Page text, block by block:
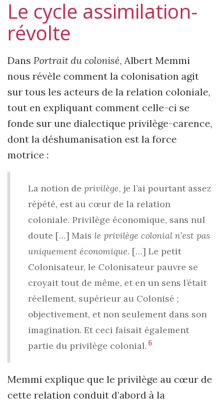
Le cycle assimilation-
révolte
Dans Portrait du colonisé, Albert Memmi
nous révèle comment la colonisation agit
sur tous les acteurs de la relation coloniale,
tout en expliquant comment celle-ci se
fonde sur une dialectique privilège-carence,
dont la déshumanisation est la force
motrice :
La notion de privilège, je l’ai pourtant assez
répété, est au cœur de la relation
coloniale. Privilège économique, sans nul
doute […] Mais le privilège colonial n’est pas
uniquement économique. […] Le petit
Colonisateur, le Colonisateur pauvre se
croyait tout de même, et en un sens l’était
réellement, supérieur au Colonisé ;
objectivement, et non seulement dans son
imagination. Et ceci faisait également
partie du privilège colonial. 6
Memmi explique que le privilège au cœur de
cette relation conduit d’abord à la